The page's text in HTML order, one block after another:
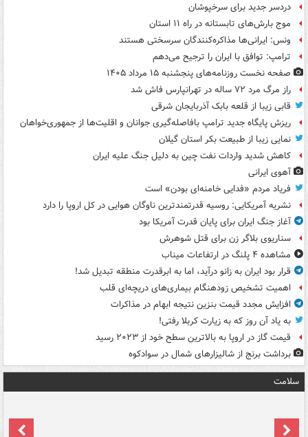
دردسر جدید برای سرخپوشان
موج بارش‌های تابستانه در راه ۱۱ استان
ونس: ایرانی‌ها مذاکره‌کنندگان سرسختی هستند
ترامپ: توافق با ایران را ترجیح می‌دهم
صفحه نخست روزنامه‌های پنجشنبه ۱۵ مرداد ۱۴۰۵
راز مرگ مرد ۷۲ ساله در تهرانپارس فاش شد
قابی زیبا از قلعه بابک آذربایجان شرقی
ریزش پایگاه جدید ترامپ بافاصله‌گیری جوانان و اقلیت‌ها از جمهوری‌خواهان
نمایی زیبا از طبیعت بکر استان گیلان
کاهش شدید واردات نفت چین به دلیل جنگ علیه ایران
آهوی ایرانی
فریاد مردم «فدایی خامنه‌ای بودن» است
نشریه آمریکایی: روسیه قدرتمندترین ناوگان هوایی در کل اروپا را دارد
آغاز جنگ ایران برای پایان قدرت آمریکا بود
سناریوی بلاگر زن برای قتل شوهرش
مشاهده ۴ پلنگ در ارتفاعات میناب
قرار بود ایران به زانو درآید، اما به ابرقدرت منطقه تبدیل شد!
اهمیت تشخیص زودهنگام بیماری‌های دریچه‌ای قلب
افزایش مجدد قیمت بنزین نتیجه ابهام در مذاکرات
به یاد آن روز که به زیارت کربلا رفتی!
قیمت گاز در اروپا به بالاترین سطح خود از ۲۰۲۳ رسید
برداشت برنج از شالیزارهای شمال در سوادکوه
سلامت